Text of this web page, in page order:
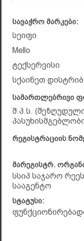
სავაჭრო მარკები:
სეიფი
Mello
ტექსერვისი
სქაინეთ
სამართლებრივი
შ.პ.ს.
რეგისტრაციის
მარეგისტრ.
სსიპ საჯარო
სააგენტო
სტატუსი: